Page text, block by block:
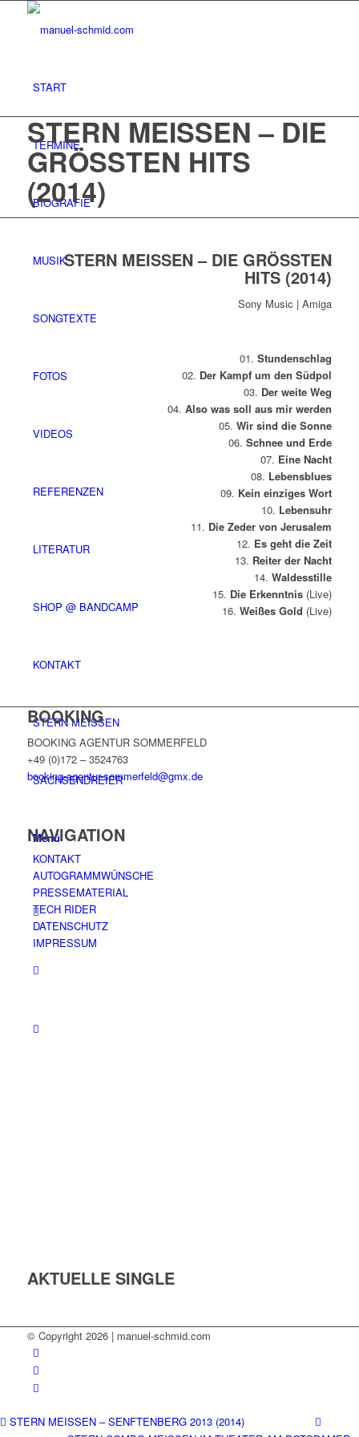
START
TERMINE
BIOGRAFIE
MUSIK
SONGTEXTE
FOTOS
VIDEOS
REFERENZEN
LITERATUR
SHOP @ BANDCAMP
KONTAKT
STERN MEISSEN
SACHSENDREIER
Menü
STERN MEISSEN – DIE
GRÖSSTEN HITS
(2014)
STERN MEISSEN – DIE GRÖSSTEN
HITS (2014)
Sony Music | Amiga
01.Stundenschlag
02. Der Kampf um den Südpol
03. Der weite Weg
04.Also was soll aus mir werden
05.Wir sind die Sonne
06.Schnee und Erde
07. Eine Nacht
08. Lebensblues
09. Kein einziges Wort
10. Lebensuhr
11. Die Zeder von Jerusalem
12. Es geht die Zeit
13. Reiter der Nacht
14.Waldesstille
15. Die Erkenntnis (Live)
16.Weißes Gold (Live)
BOOKING
BOOKING AGENTUR SOMMERFELD
+49 (0)172 – 3524763
booking-agentur-sommerfeld@gmx.de
NAVIGATION
KONTAKT
AUTOGRAMMWÜNSCHE
PRESSEMATERIAL
TECH RIDER
DATENSCHUTZ
IMPRESSUM
AKTUELLE SINGLE
© Copyright 2026 | manuel-schmid.com
STERN MEISSEN – SENFTENBERG 2013 (2014)